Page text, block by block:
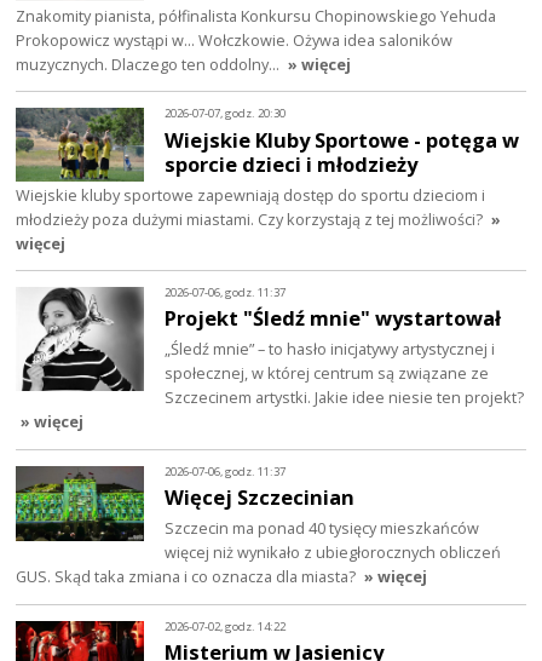
Znakomity pianista, półfinalista Konkursu Chopinowskiego Yehuda
Prokopowicz wystąpi w… Wołczkowie. Ożywa idea saloników
muzycznych. Dlaczego ten oddolny… » więcej
2026-07-07, godz. 20:30
Wiejskie Kluby Sportowe - potęga w
sporcie dzieci i młodzieży
Wiejskie kluby sportowe zapewniają dostęp do sportu dzieciom i
młodzieży poza dużymi miastami. Czy korzystają z tej możliwości? »
więcej
2026-07-06, godz. 11:37
Projekt "Śledź mnie" wystartował
„Śledź mnie” – to hasło inicjatywy artystycznej i
społecznej, w której centrum są związane ze
Szczecinem artystki. Jakie idee niesie ten projekt?
» więcej
2026-07-06, godz. 11:37
Więcej Szczecinian
Szczecin ma ponad 40 tysięcy mieszkańców
więcej niż wynikało z ubiegłorocznych obliczeń
GUS. Skąd taka zmiana i co oznacza dla miasta? » więcej
2026-07-02, godz. 14:22
Misterium w Jasienicy